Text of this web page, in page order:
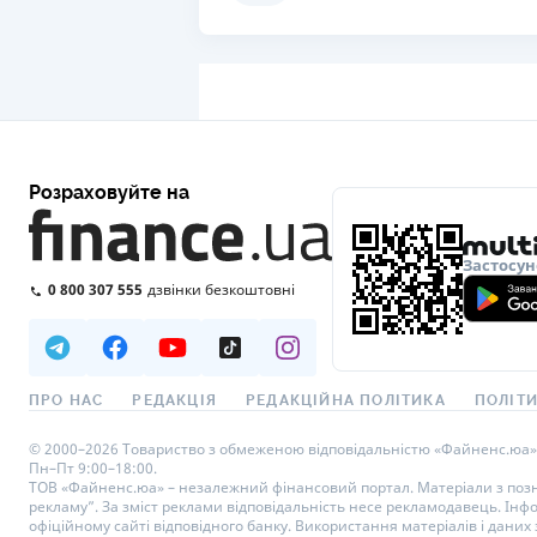
Розраховуйте на
0 800 307 555 дзвінки безкоштовні
ПРО НАС РЕДАКЦІЯ РЕДАКЦІЙНА ПОЛІТИКА
© 2000–2026 Товариство з обмеженою відповідальністю
Пн–Пт 9:00–18:00.
ТОВ «Файненс.юа» – незалежний фінансовий портал. Матеріали з
рекламу”. За зміст реклами відповідальність несе рекламодавець.
офіційному сайті відповідного банку. Використання матеріалів і